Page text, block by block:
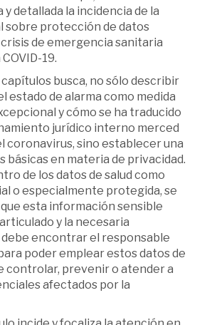
detallada la incidencia de la
sobre protección de datos
de emergencia sanitaria
19.
busca, no sólo describir
estado de alarma como medida
y cómo se ha traducido
jurídico interno merced
coronavirus, sino establecer una
básicas en materia de privacidad.
de los datos de salud como
o especialmente protegida, se
esta información sensible
y la necesaria
encontrar el responsable
poder emplear estos datos de
controlar, prevenir o atender a
afectados por la